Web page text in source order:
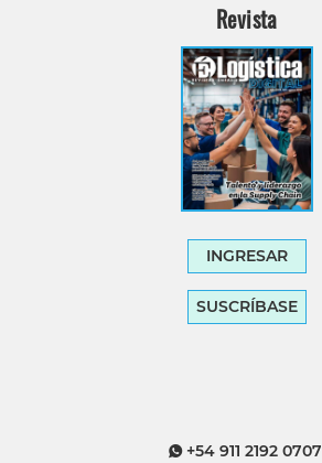
Revista
INGRESAR
SUSCRÍBASE
+54 911 2192 0707